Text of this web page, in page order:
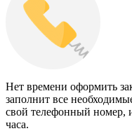
Нет времени оформить
заполнит все
свой телефонный номер,
часа.